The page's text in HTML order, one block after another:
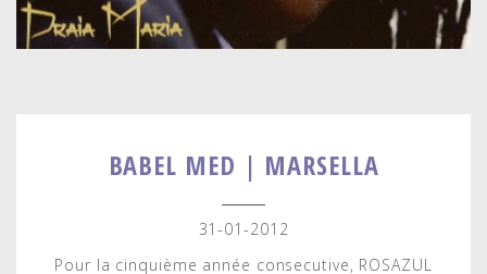
BABEL MED | MARSELLA
31-01-2012
Pour la cinquième année consecutive, ROSAZUL